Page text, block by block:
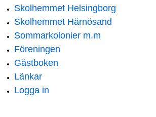
Skolhemmet Helsingborg
Skolhemmet Härnösand
Sommarkolonier m.m
Föreningen
Gästboken
Länkar
Logga in